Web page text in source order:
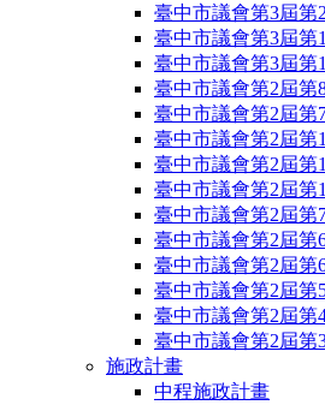
臺中市議會第3屆第
臺中市議會第3屆第
臺中市議會第3屆第
臺中市議會第2屆第
臺中市議會第2屆第
臺中市議會第2屆第
臺中市議會第2屆第
臺中市議會第2屆第
臺中市議會第2屆第
臺中市議會第2屆第
臺中市議會第2屆第
臺中市議會第2屆第
臺中市議會第2屆第
臺中市議會第2屆第
施政計畫
中程施政計畫